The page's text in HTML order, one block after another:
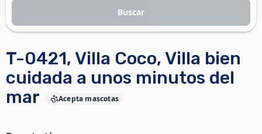
T-0421, Villa Coco, Villa bien
cuidada a unos minutos del
mar
Acepta mascotas
Buscar